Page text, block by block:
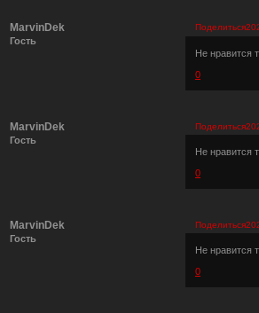
Поделиться
MarvinDek
Гость
Не нравится
0
Поделиться
MarvinDek
Гость
Не нравится
0
Поделиться
MarvinDek
Гость
Не нравится
0